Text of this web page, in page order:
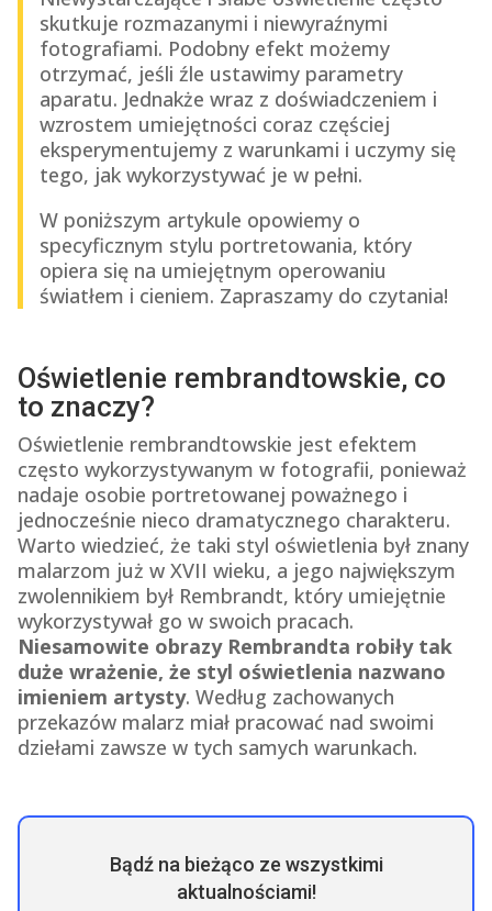
skutkuje rozmazanymi i niewyraźnymi
fotografiami. Podobny efekt możemy
otrzymać, jeśli źle ustawimy parametry
aparatu. Jednakże wraz z doświadczeniem i
wzrostem umiejętności coraz częściej
eksperymentujemy z warunkami i uczymy się
tego, jak wykorzystywać je w pełni.
W poniższym artykule opowiemy o
specyficznym stylu portretowania, który
opiera się na umiejętnym operowaniu
światłem i cieniem. Zapraszamy do czytania!
Oświetlenie rembrandtowskie, co
to znaczy?
Oświetlenie rembrandtowskie jest efektem
często wykorzystywanym w fotografii, ponieważ
nadaje osobie portretowanej poważnego i
jednocześnie nieco dramatycznego charakteru.
Warto wiedzieć, że taki styl oświetlenia był znany
malarzom już w XVII wieku, a jego największym
zwolennikiem był Rembrandt, który umiejętnie
wykorzystywał go w swoich pracach.
Niesamowite obrazy Rembrandta robiły tak
duże wrażenie, że styl oświetlenia nazwano
imieniem artysty. Według zachowanych
przekazów malarz miał pracować nad swoimi
dziełami zawsze w tych samych warunkach.
Bądź na bieżąco ze wszystkimi
aktualnościami!